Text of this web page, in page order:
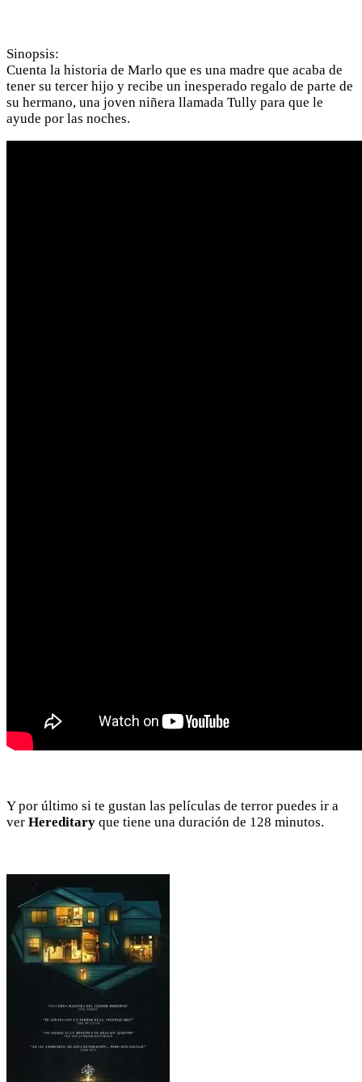
Sinopsis:
Cuenta la historia de Marlo que es una madre que acaba de
tener su tercer hijo y recibe un inesperado regalo de parte de
su hermano, una joven niñera llamada Tully para que le
ayude por las noches.
Y por último si te gustan las películas de terror puedes ir a
ver Hereditary que tiene una duración de 128 minutos.